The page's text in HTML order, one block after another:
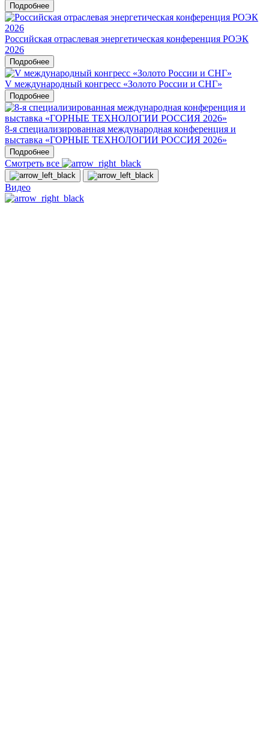
Подробнее
Российская отраслевая энергетическая конференция РОЭК
2026
Подробнее
V международный конгресс «Золото России и СНГ»
Подробнее
8-я специализированная международная конференция и
выставка «ГОРНЫЕ ТЕХНОЛОГИИ РОССИЯ 2026»
Подробнее
Смотреть все
Видео